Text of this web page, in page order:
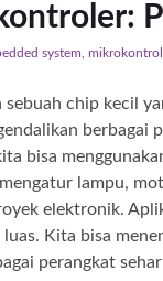
system
chip kecil
berbagai
bisa
lampu,
elektronik.
Kita bisa
perangkat